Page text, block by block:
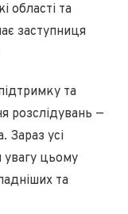
області та
заступниця
та
розслідувань —
Зараз усі
увагу цьому
та